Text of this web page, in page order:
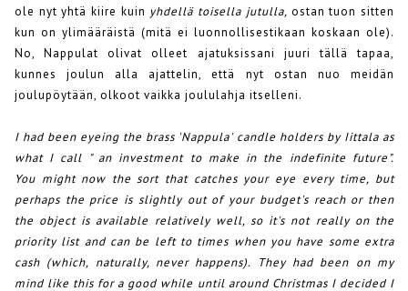
ole nyt yhtä kiire kuin yhdellä toisella jutulla, ostan tuon sitten
kun on ylimääräistä (mitä ei luonnollisestikaan koskaan ole).
No, Nappulat olivat olleet ajatuksissani juuri tällä tapaa,
kunnes joulun alla ajattelin, että nyt ostan nuo meidän
joulupöytään, olkoot vaikka joululahja itselleni.
I had been eyeing the brass 'Nappula' candle holders by Iittala as
what I call " an investment to make in the indefinite future".
You might now the sort that catches your eye every time, but
perhaps the price is slightly out of your budget's reach or then
the object is available relatively well, so it's not really on the
priority list and can be left to times when you have some extra
cash (which, naturally, never happens). They had been on my
mind like this for a good while until around Christmas I decided I